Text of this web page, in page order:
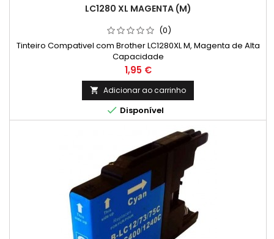
LC1280 XL MAGENTA (M)
(0)
Tinteiro Compativel com Brother LC1280XL M, Magenta de Alta
Capacidade
Preço
1,95 €
 Adicionar ao carrinho
 Disponível